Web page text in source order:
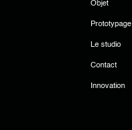
Objet
Prototypage
Le studio
Contact
Innovation